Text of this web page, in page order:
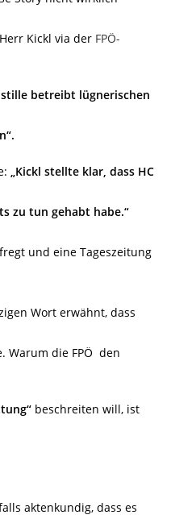
Kickl via der FPÖ-
betreibt lügnerischen
„Kickl stellte klar, dass HC
zu tun gehabt habe.“
und eine Tageszeitung
Wort erwähnt, dass
Warum die FPÖ den
beschreiten will, ist
aktenkundig, dass es